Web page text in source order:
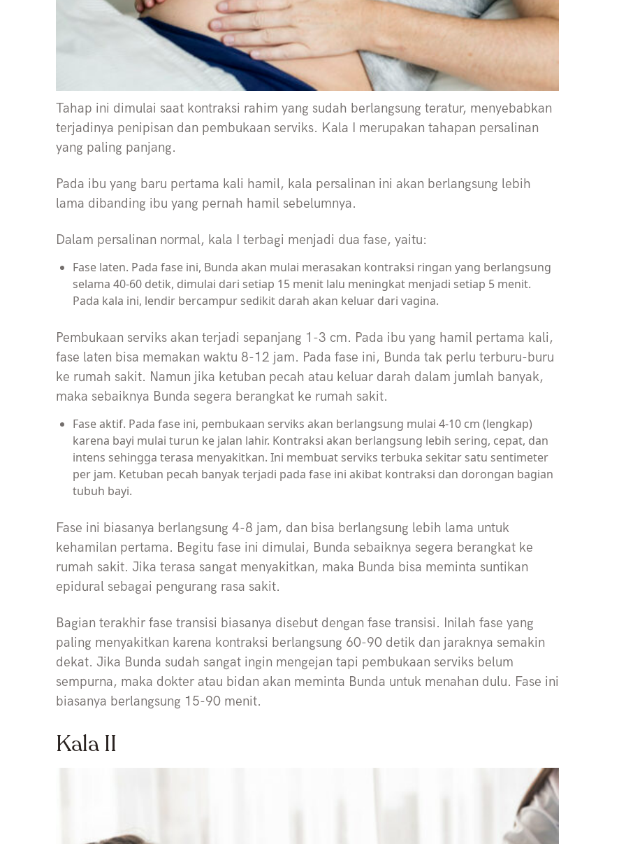
Tahap ini dimulai saat kontraksi rahim yang sudah berlangsung teratur, menyebabkan
terjadinya penipisan dan pembukaan serviks. Kala I merupakan tahapan persalinan
yang paling panjang.
Pada ibu yang baru pertama kali hamil, kala persalinan ini akan berlangsung lebih
lama dibanding ibu yang pernah hamil sebelumnya.
Dalam persalinan normal, kala I terbagi menjadi dua fase, yaitu:
Fase laten. Pada fase ini, Bunda akan mulai merasakan kontraksi ringan yang berlangsung
selama 40-60 detik, dimulai dari setiap 15 menit lalu meningkat menjadi setiap 5 menit.
Pada kala ini, lendir bercampur sedikit darah akan keluar dari vagina.
Pembukaan serviks akan terjadi sepanjang 1-3 cm. Pada ibu yang hamil pertama kali,
fase laten bisa memakan waktu 8-12 jam. Pada fase ini, Bunda tak perlu terburu-buru
ke rumah sakit. Namun jika ketuban pecah atau keluar darah dalam jumlah banyak,
maka sebaiknya Bunda segera berangkat ke rumah sakit.
Fase aktif. Pada fase ini, pembukaan serviks akan berlangsung mulai 4-10 cm (lengkap)
karena bayi mulai turun ke jalan lahir. Kontraksi akan berlangsung lebih sering, cepat, dan
intens sehingga terasa menyakitkan. Ini membuat serviks terbuka sekitar satu sentimeter
per jam. Ketuban pecah banyak terjadi pada fase ini akibat kontraksi dan dorongan bagian
tubuh bayi.
Fase ini biasanya berlangsung 4-8 jam, dan bisa berlangsung lebih lama untuk
kehamilan pertama. Begitu fase ini dimulai, Bunda sebaiknya segera berangkat ke
rumah sakit. Jika terasa sangat menyakitkan, maka Bunda bisa meminta suntikan
epidural sebagai pengurang rasa sakit.
Bagian terakhir fase transisi biasanya disebut dengan fase transisi. Inilah fase yang
paling menyakitkan karena kontraksi berlangsung 60-90 detik dan jaraknya semakin
dekat. Jika Bunda sudah sangat ingin mengejan tapi pembukaan serviks belum
sempurna, maka dokter atau bidan akan meminta Bunda untuk menahan dulu. Fase ini
biasanya berlangsung 15-90 menit.
Kala II